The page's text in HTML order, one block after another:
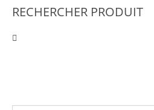
RECHERCHER PRODUIT